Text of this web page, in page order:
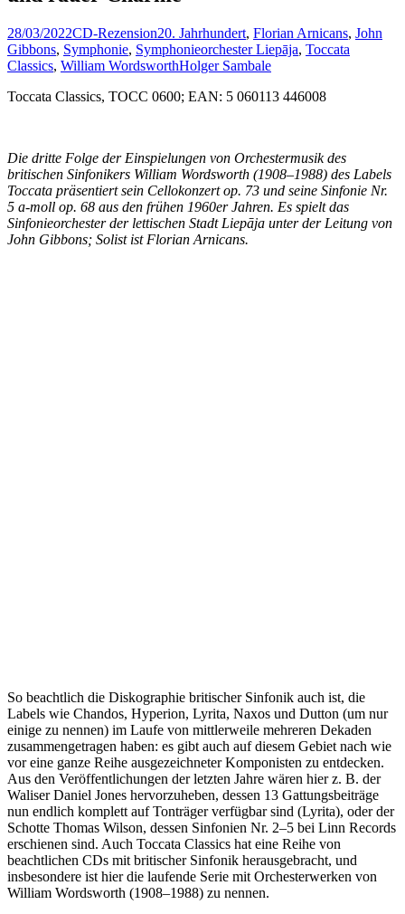
28/03/2022CD-Rezension20. Jahrhundert, Florian Arnicans, John
Gibbons, Symphonie, Symphonieorchester Liepāja, Toccata
Classics, William WordsworthHolger Sambale
Toccata Classics, TOCC 0600; EAN: 5 060113 446008
Die dritte Folge der Einspielungen von Orchestermusik des
britischen Sinfonikers William Wordsworth (1908–1988) des Labels
Toccata präsentiert sein Cellokonzert op. 73 und seine Sinfonie Nr.
5 a-moll op. 68 aus den frühen 1960er Jahren. Es spielt das
Sinfonieorchester der lettischen Stadt Liepāja unter der Leitung von
John Gibbons; Solist ist Florian Arnicans.
So beachtlich die Diskographie britischer Sinfonik auch ist, die
Labels wie Chandos, Hyperion, Lyrita, Naxos und Dutton (um nur
einige zu nennen) im Laufe von mittlerweile mehreren Dekaden
zusammengetragen haben: es gibt auch auf diesem Gebiet nach wie
vor eine ganze Reihe ausgezeichneter Komponisten zu entdecken.
Aus den Veröffentlichungen der letzten Jahre wären hier z. B. der
Waliser Daniel Jones hervorzuheben, dessen 13 Gattungsbeiträge
nun endlich komplett auf Tonträger verfügbar sind (Lyrita), oder der
Schotte Thomas Wilson, dessen Sinfonien Nr. 2–5 bei Linn Records
erschienen sind. Auch Toccata Classics hat eine Reihe von
beachtlichen CDs mit britischer Sinfonik herausgebracht, und
insbesondere ist hier die laufende Serie mit Orchesterwerken von
William Wordsworth (1908–1988) zu nennen.